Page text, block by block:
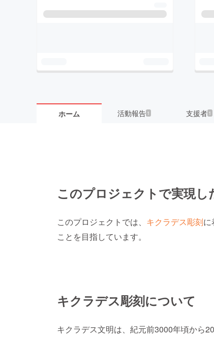
ホーム 活動報告 1 支援者 1
このプロジェクトで実現し
このプロジェクトでは、 キクラデス彫刻に
ことを目指しています。
キクラデス彫刻について
キクラデス文明は、紀元前3000年頃から